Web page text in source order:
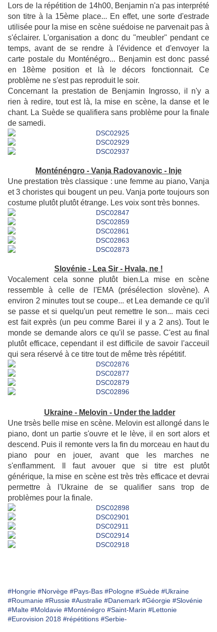
Lors de la répétition de 14h00, Benjamin n'a pas interprété
son titre à la 15ème place... En effet, une sorte d'estrade
utilisée pour la mise en scène suédoise ne parvenait pas à
s'éclairer. L'organisation a donc du "meubler" pendant ce
temps, avant de se rendre à l'évidence et d'envoyer la
carte postale du Monténégro... Benjamin est donc passé
en 18ème position et là le décors fonctionnait. Ce
problème ne s'est pas reproduit le soir.
Concernant la prestation de Benjamin Ingrosso, il n'y a
rien à redire, tout est là, la mise en scène, la danse et le
chant. La Suède se qualifiera sans problème pour la finale
de samedi.
Monténéngro - Vanja Radovanovic - Inje
Une prestation très classique : une femme au piano, Vanja
et 3 choristes qui bougent un peu. Vanja porte toujours son
costume plutôt plutôt étrange. Les voix sont très bonnes.
Slovénie - Lea Sir - Hvala, ne !
Vocalement cela sonne plutôt bien.La mise en scène
ressemble à celle de l'EMA (présélection slovène). A
environ 2 minutes tout se coupe... et Lea demande ce qu'il
se passe et si quelqu'un peut remettre le son... mais ceci
est fait exprès (un peu comme Barei il y a 2 ans). Tout le
monde se demande alors ce qu'il se passe. C'est au final
plutôt efficace, cependant il est difficile de savoir l'acceuil
qui sera réservé à ce titre tout de même très répétitif.
Ukraine - Melovin - Under the ladder
Une trsès belle mise en scène. Melovin est allongé dans le
piano, dont un partie s'ouvre et le lève, il en sort alors et
descend. Puis il remonte vers la fin du morceau en haut du
piano pour en jouer, avant que les marches ne
s'enflamment. Il faut avouer que si titre est plutôt
générique, la mise en scène est très très efficace et devrai
permettre à l'Ukraine de se qualifier sans trop de
problèmes pour la finale.
#Hongrie #Norvège #Pays-Bas #Pologne #Suède #Ukraine
#Roumanie #Russie #Australie #Danemark #Géorgie #Slovénie
#Malte #Moldavie #Monténégro #Saint-Marin #Lettonie
#Eurovision 2018 #répétitions #Serbie-